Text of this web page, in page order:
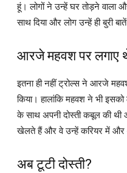
हूं। लोगों ने उन्हें घर तोड़ने वाला
साथ दिया और लोग उन्हें ही बुरी
आरजे महवश पर लगाए
इतना ही नहीं ट्रोल्स ने आरजे
किया। हालांकि महवश ने भी
के साथ अपनी दोस्ती कबूल की थी
खेलते हैं और वे उन्हें करियर में और
अब टूटी दोस्ती?